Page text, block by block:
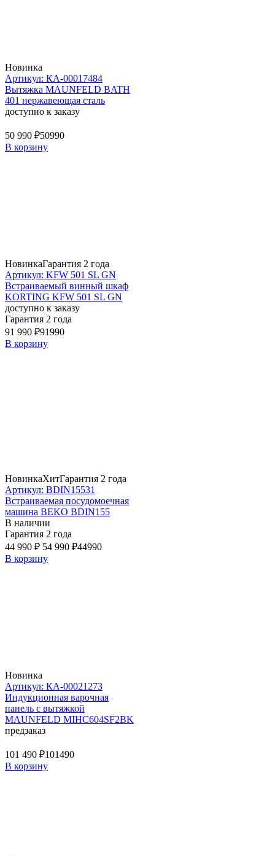
Новинка
Артикул: КА-00017484
Вытяжка MAUNFELD BATH
401 нержавеющая сталь
доступно к заказу
50 990 ₽50990
В корзину
НовинкаГарантия 2 года
Артикул: KFW 501 SL GN
Встраиваемый винный шкаф
KORTING KFW 501 SL GN
доступно к заказу
Гарантия 2 года
91 990 ₽91990
В корзину
НовинкаХитГарантия 2 года
Артикул: BDIN15531
Встраиваемая посудомоечная
машина BEKO BDIN155
В наличии
Гарантия 2 года
44 990 ₽ 54 990 ₽44990
В корзину
Новинка
Артикул: КА-00021273
Индукционная варочная
панель с вытяжкой
MAUNFELD MIHC604SF2BK
предзаказ
101 490 ₽101490
В корзину